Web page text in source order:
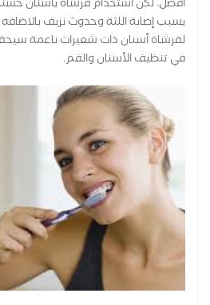
أفضل. لكن استخدام فرشاة بأسنان
يسبب إصابة اللثة وحدوث نزيف
لفرشاة أسنان ذات شعيرات ناعمة
في تنظيف الأسنان والفم.